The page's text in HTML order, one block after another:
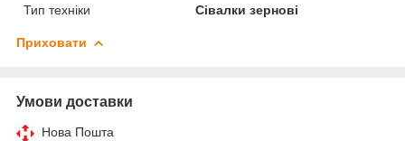
Тип техніки
Сівалки зернові
Приховати
Умови доставки
Нова Пошта